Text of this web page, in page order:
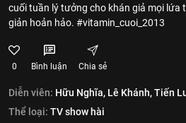
cuối tuần lý tưởng cho khán giả mọi lứa
giản hoản hảo. #vitamin_cuoi_2013
0 Bình luận Chia sẻ
Diễn viên: Hữu Nghĩa, Lê Khánh,Tiến
Thể loại: TV show hài